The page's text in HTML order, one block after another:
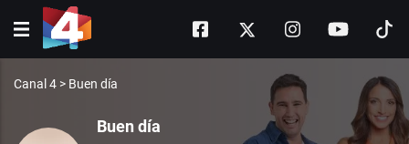
Canal 4 > Buen día
Buen día